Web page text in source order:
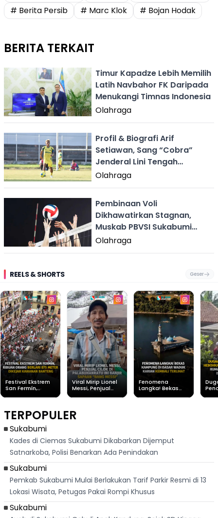
# Berita Persib
# Marc Klok # Bojan Hodak
BERITA TERKAIT
Timur Kapadze Lebih Memilih
Latih Navbahor FK Daripada
Menukangi Timnas Indonesia
Olahraga
Profil & Biografi Arif
Setiawan, Sang “Cobra”
Jenderal Lini Tengah
Persikabumi
Olahraga
Pembinaan Voli
Dikhawatirkan Stagnan,
Muskab PBVSI Sukabumi
Diminta Segera Digelar
Olahraga
REELS & SHORTS Geser
Festival Ekstrem
San Fermín,
Banteng
Viral Mirip Lionel
Messi, Penjual
"Bang Messi"
Fenomena
Langka! Bekas
TERPOPULER
Sukabumi
Kades di Ciemas Sukabumi Dikabarkan Dijemput
Satnarkoba, Polisi Benarkan Ada Penindakan
Sukabumi
Pemkab Sukabumi Mulai Berlakukan Tarif Parkir Resmi di 13
Lokasi Wisata, Petugas Pakai Rompi Khusus
Sukabumi